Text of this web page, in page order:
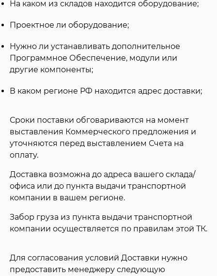
На каком из складов находится оборудование;
Проектное ли оборудование;
Нужно ли устанавливать дополнительное
Программное Обеспечение, модули или
другие компоненты;
В каком регионе РФ находится адрес доставки;
Сроки поставки обговариваются на момент
выставления Коммерческого предложения и
уточняются перед выставлением Счета на
оплату.
Доставка возможна до адреса вашего склада/
офиса или до пункта выдачи транспортной
компании в вашем регионе.
Забор груза из пункта выдачи транспортной
компании осуществляется по правилам этой ТК.
Для согласования условий Доставки нужно
предоставить менеджеру следующую